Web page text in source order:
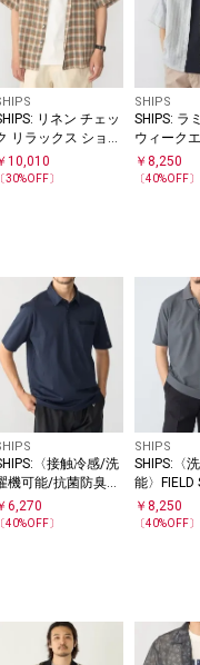
リネン チェッ
リラックス ショー
スリーブ シャツ
10,010
〔30%OFF〕
SHIPS
SHIPS: ラ
ウィーク
ートスリ
￥8,250
〔40%OFF〕
〈接触冷感/洗
機可能/抗菌防臭〉
TOUCH サマー
ポロシャツ
6,270
〔40%OFF〕
SHIPS
SHIPS:〈
能〉FIELD
(R) ショ
ブ ポロシ
￥8,250
〔40%OFF〕